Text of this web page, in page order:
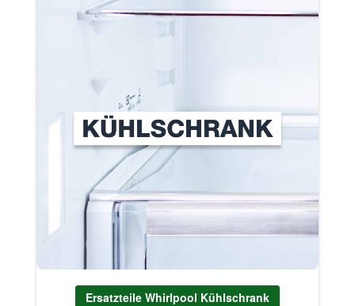
Ersatzteile Whirlpool Kühlschrank